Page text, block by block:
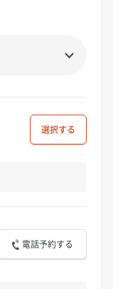
選択
電話予約する